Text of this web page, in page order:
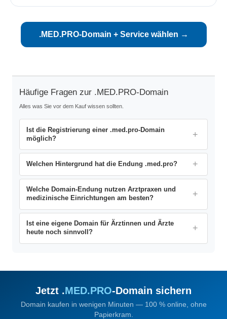
.MED.PRO-Domain + Service wählen →
Häufige Fragen zur .MED.PRO-Domain
Alles was Sie vor dem Kauf wissen sollten.
Ist die Registrierung einer .med.pro-Domain
möglich?
Welchen Hintergrund hat die Endung .med.pro?
Welche Domain-Endung nutzen Arztpraxen und
medizinische Einrichtungen am besten?
Ist eine eigene Domain für Ärztinnen und Ärzte
heute noch sinnvoll?
Jetzt .MED.PRO-Domain sichern
Domain kaufen in wenigen Minuten — 100 % online, ohne
Papierkram.